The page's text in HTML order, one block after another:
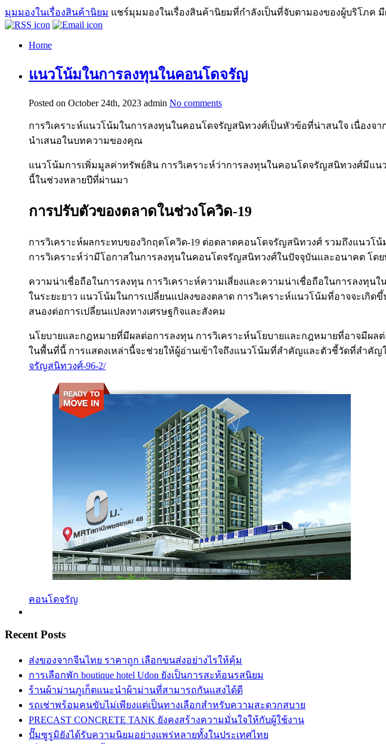
มุมมองในเรื่องสินค้านิยม แชร์มุมมองในเรื่องสินค้านิยมที่กำลังเป็นที่จับตามองของผู้บริโภค
Home
แนวโน้มในการลงทุนในคอนโดจรัญ
Posted on October 24th, 2023 admin No comments
การวิเคราะห์แนวโน้มในการลงทุนในคอนโดจรัญสนิทวงศ์เป็นหัวข้อที่น่าสนใจ เนื่องจ
นำเสนอในบทความของคุณ
แนวโน้มการเพิ่มมูลค่าทรัพย์สิน การวิเคราะห์ว่าการลงทุนในคอนโดจรัญสนิทวงศ์มี
นี้ในช่วงหลายปีที่ผ่านมา
การปรับตัวของตลาดในช่วงโควิด-19
การวิเคราะห์ผลกระทบของวิกฤตโควิด-19 ต่อตลาดคอนโดจรัญสนิทวงศ์ รวมถึงแนว
การวิเคราะห์ว่ามีโอกาสในการลงทุนในคอนโดจรัญสนิทวงศ์ในปัจจุบันและอนาคต โ
ความน่าเชื่อถือในการลงทุน การวิเคราะห์ความเสี่ยงและความน่าเชื่อถือในการลงทุ
ในระยะยาว แนวโน้มในการเปลี่ยนแปลงของตลาด การวิเคราะห์แนวโน้มที่อาจจะเ
สนองต่อการเปลี่ยนแปลงทางเศรษฐกิจและสังคม
นโยบายและกฎหมายที่มีผลต่อการลงทุน การวิเคราะห์นโยบายและกฎหมายที่อาจมี
ในพื้นที่นี้ การแสดงเหล่านี้จะช่วยให้ผู้อ่านเข้าใจถึงแนวโน้มที่สำคัญและตัวชี้วัดที่สำคั
จรัญสนิทวงศ์-96-2/
คอนโดจรัญ
Recent Posts
ส่งของจากจีนไทย ราคาถูก เลือกขนส่งอย่างไรให้คุ้ม
การเลือกพัก boutique hotel Udon ยังเป็นการสะท้อนรสนิยม
ร้านผ้าม่านภูเก็ตแนะนำผ้าม่านที่สามารถกันแสงได้ดี
รถเช่าพร้อมคนขับไม่เพียงแต่เป็นทางเลือกสำหรับความสะดวกสบาย
PRECAST CONCRETE TANK ยังคงสร้างความมั่นใจให้กับผู้ใช้งาน
ปั๊มซูรูมิยังได้รับความนิยมอย่างแพร่หลายทั้งในประเทศไทย